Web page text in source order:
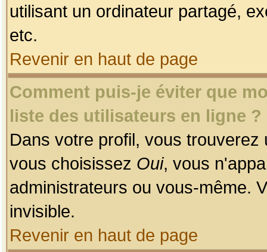
utilisant un ordinateur partagé,
etc.
Revenir en haut de page
Comment puis-je éviter que
liste des utilisateurs en ligne ?
Dans votre profil, vous
vous choisissez Oui, vous
administrateurs ou vous-même.
invisible.
Revenir en haut de page